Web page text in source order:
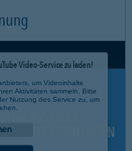
Video-Service zu laden!
um Videoinhalte
Aktivitäten sammeln. Bitte
Nutzung des Service zu, um